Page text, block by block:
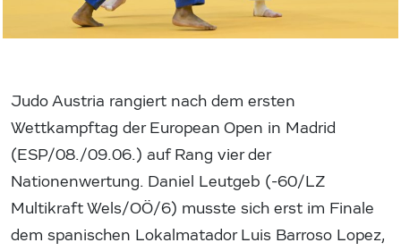
Judo Austria rangiert nach dem ersten
Wettkampftag der European Open in Madrid
(ESP/08./09.06.) auf Rang vier der
Nationenwertung. Daniel Leutgeb (-60/LZ
Multikraft Wels/OÖ/6) musste sich erst im Finale
dem spanischen Lokalmatador Luis Barroso Lopez,